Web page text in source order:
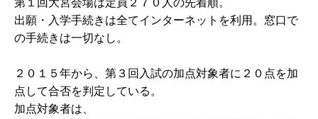
出願・入学手続きは全てインターネットを利用。窓口で
の手続きは一切なし。
２０１５年から、第３回入試の加点対象者に２０点を加
点して合否を判定している。
加点対象者は、